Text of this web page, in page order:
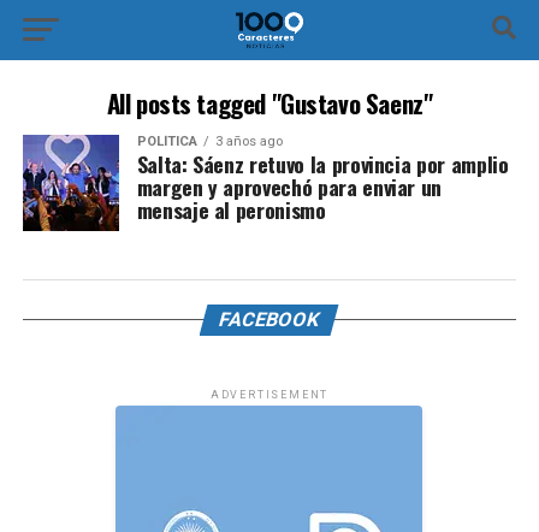
All posts tagged "Gustavo Saenz"
POLÍTICA 3 años ago
Salta: Sáenz retuvo la provincia por amplio
margen y aprovechó para enviar un
mensaje al peronismo
FACEBOOK
ADVERTISEMENT